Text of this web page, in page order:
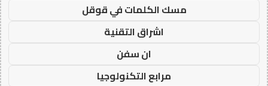
مسك الكلمات في قوقل
اشراق التقنية
ان سفن
مرابع التكنولوجيا